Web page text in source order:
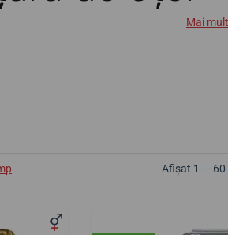
Mai
Afișat 1 — 60